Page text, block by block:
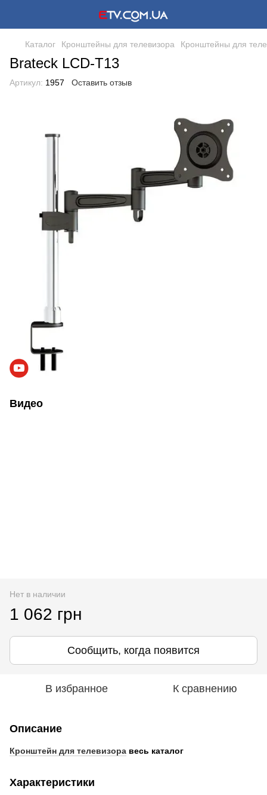
Каталог Кронштейны для телевизора Кронштейны для
Brateck LCD-T13
Артикул: 1957 Оставить отзыв
Видео
Нет в наличии
1 062 грн
Сообщить, когда появится
В избранное К сравнению
Описание
Кронштейн для телевизора весь каталог
Характеристики